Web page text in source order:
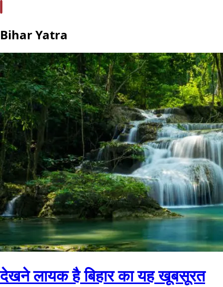
Bihar Yatra
देखने लायक है बिहार का यह खूबसूरत